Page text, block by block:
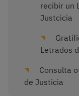
recibir un
Justcicia
Letrados
Consulta
de Justicia